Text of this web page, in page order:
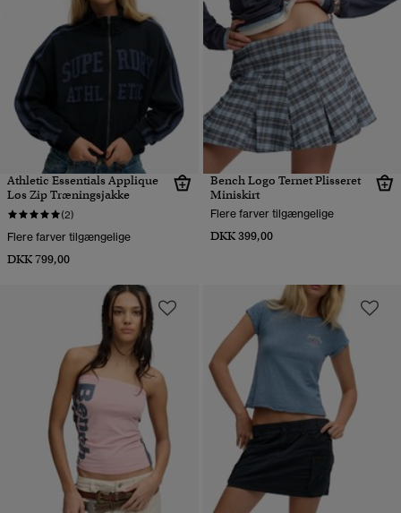
Athletic Essentials Applique
Løs Zip Træningsjakke
(2)
Flere farver tilgængelige
DKK 799,00
Bench Logo Ternet Plisseret
Miniskirt
Flere farver tilgængelige
DKK 399,00